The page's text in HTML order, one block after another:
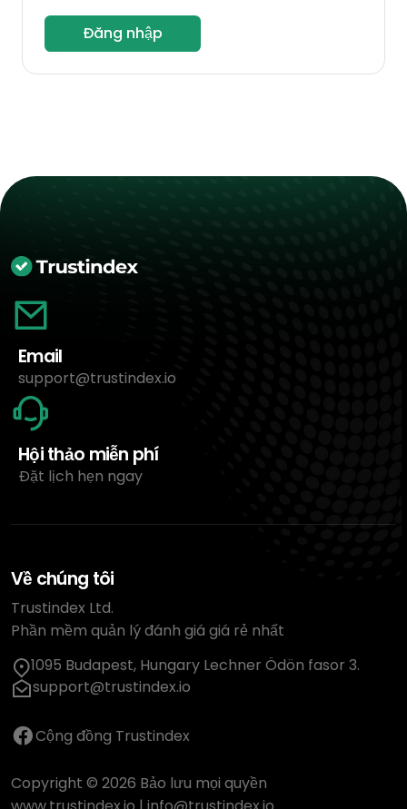
Đăng nhập
Email
support@trustindex.io
Hội thảo miễn phí
Đặt lịch hẹn ngay
Về chúng tôi
Trustindex Ltd.
Phần mềm quản lý đánh giá giá rẻ nhất
1095 Budapest, Hungary Lechner Ödön fasor 3.
support@trustindex.io
Cộng đồng Trustindex
Copyright © 2026 Bảo lưu mọi quyền